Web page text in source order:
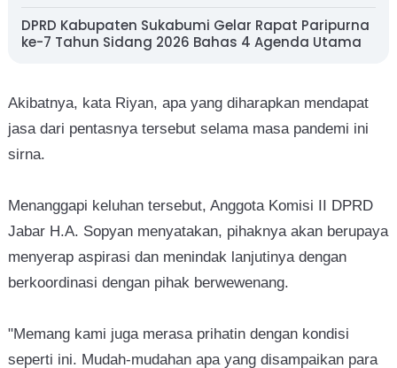
DPRD Kabupaten Sukabumi Gelar Rapat Paripurna
ke-7 Tahun Sidang 2026 Bahas 4 Agenda Utama
Akibatnya, kata Riyan, apa yang diharapkan mendapat
jasa dari pentasnya tersebut selama masa pandemi ini
sirna.
Menanggapi keluhan tersebut, Anggota Komisi II DPRD
Jabar H.A. Sopyan menyatakan, pihaknya akan berupaya
menyerap aspirasi dan menindak lanjutinya dengan
berkoordinasi dengan pihak berwewenang.
"Memang kami juga merasa prihatin dengan kondisi
seperti ini. Mudah-mudahan apa yang disampaikan para